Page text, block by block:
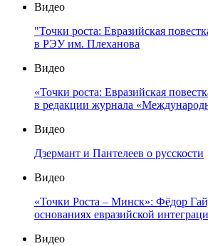
Видео
"Точки роста: Евразийская
в РЭУ им. Плеханова
Видео
«Точки роста: Евразийская
в редакции журнала
Видео
Дзермант и Пантелеев о русскости
Видео
«Точки Роста – Минск»: Фёдор
основаниях евразийской
Видео